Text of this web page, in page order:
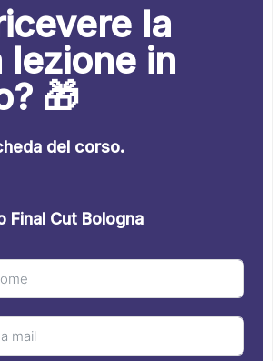
la
lezione in
🎁
del corso.
Final Cut Bologna